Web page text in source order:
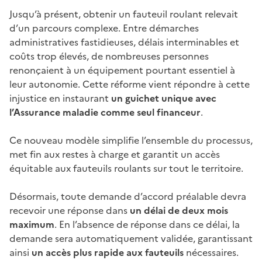
Jusqu’à présent, obtenir un fauteuil roulant relevait
d’un parcours complexe. Entre démarches
administratives fastidieuses, délais interminables et
coûts trop élevés, de nombreuses personnes
renonçaient à un équipement pourtant essentiel à
leur autonomie. Cette réforme vient répondre à cette
injustice en instaurant un guichet unique avec
l’Assurance maladie comme seul financeur.
Ce nouveau modèle simplifie l’ensemble du processus,
met fin aux restes à charge et garantit un accès
équitable aux fauteuils roulants sur tout le territoire.
Désormais, toute demande d’accord préalable devra
recevoir une réponse dans un délai de deux mois
maximum. En l’absence de réponse dans ce délai, la
demande sera automatiquement validée, garantissant
ainsi un accès plus rapide aux fauteuils nécessaires.